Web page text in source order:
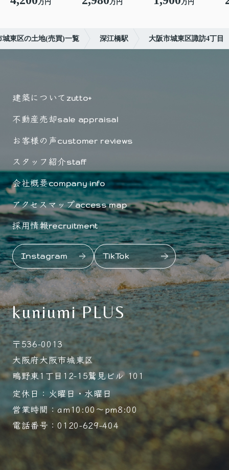
万円 万円 万円
城東区の土地(売買)一覧 深江橋駅 大阪市城東区諏訪4丁目
建築について zutto+
不動産売却sale appraisal
お客様の声customer reviews
スタッフ紹介staff
会社概要company info
アクセスマップaccess map
採用情報recruitment
Instagram TikTok
kuniumi PLUS
〒536-0013
大阪府大阪市城東区
鴫野東1丁目12-15鷲見ビル 101
定休日：火曜日・水曜日
営業時間：am10:00～pm8:00
電話番号：0120-629-404